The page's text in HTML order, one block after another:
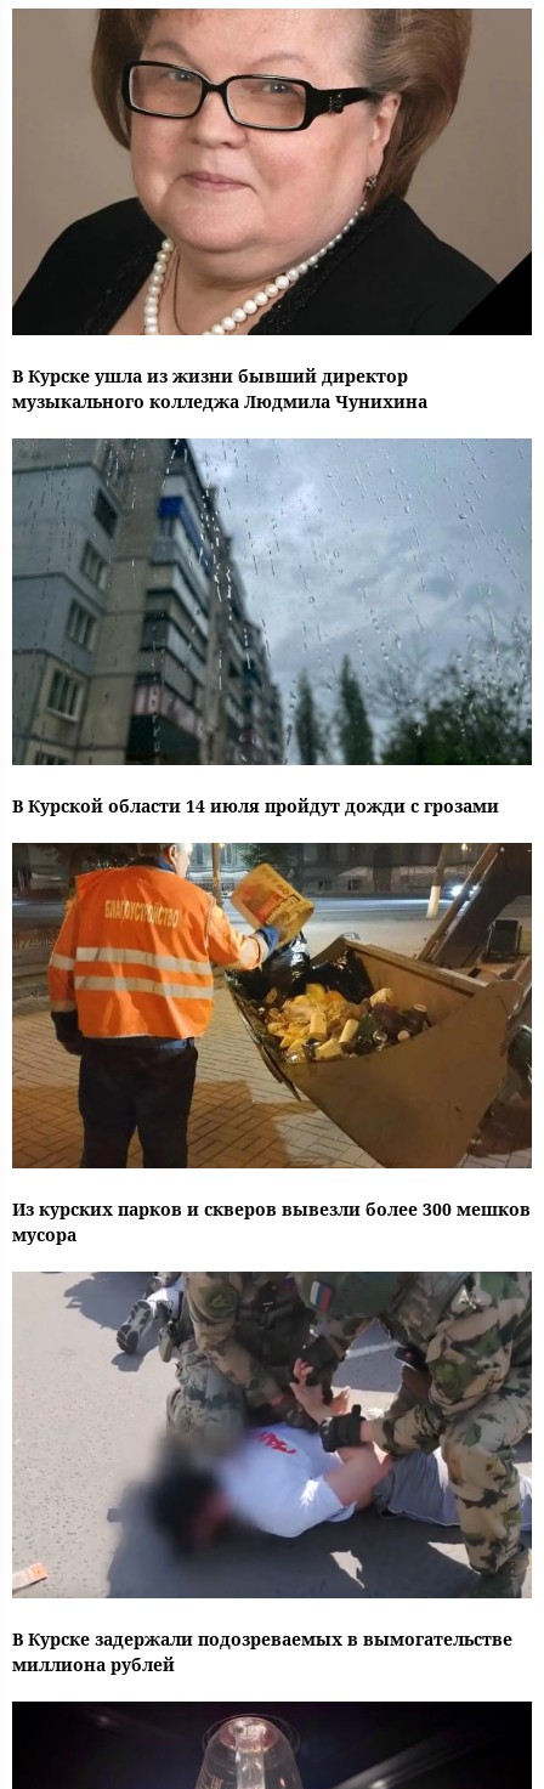
В Курске ушла из жизни бывший директор
музыкального колледжа Людмила Чунихина
В Курской области 14 июля пройдут дожди с грозами
Из курских парков и скверов вывезли более 300 мешков
мусора
В Курске задержали подозреваемых в вымогательстве
миллиона рублей